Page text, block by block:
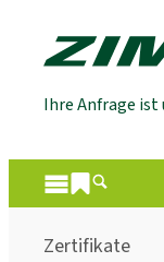
Ihre Anfrage
Zertifikate